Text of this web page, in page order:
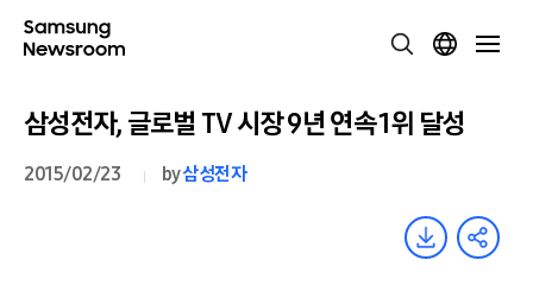
삼성전자, 글로벌 TV 시장 9년 연속 1위 달성
2015/02/23 by삼성전자